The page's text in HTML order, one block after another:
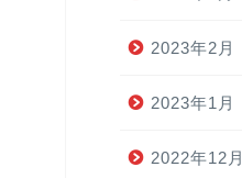
2023年2月
2023年1月
2022年12月